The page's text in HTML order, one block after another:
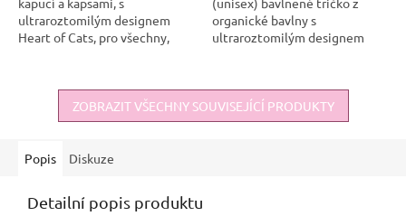
ultraroztomilým designem
Heart of Cats, pro všechny,
domácnost sdílíte...
organické bavlny s
ultraroztomilým designem
kočičího vrnění 😻 Ať už svou...
ZOBRAZIT VŠECHNY SOUVISEJÍCÍ PRODUKTY
Popis Diskuze
Detailní popis produktu